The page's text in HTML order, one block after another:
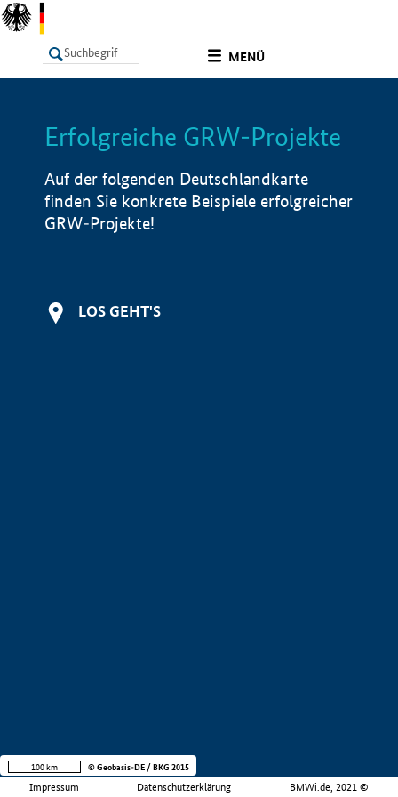
MENÜ
LISTE Info
Erfolgreiche GRW-Projekte
Auf der folgenden Deutschlandkarte
finden Sie konkrete Beispiele erfolgreicher
GRW-Projekte!
LOS GEHT'S
Impressum Datenschutzerklärung BMWi.de, 2021 ©
100 km © Geobasis-DE / BKG 2015